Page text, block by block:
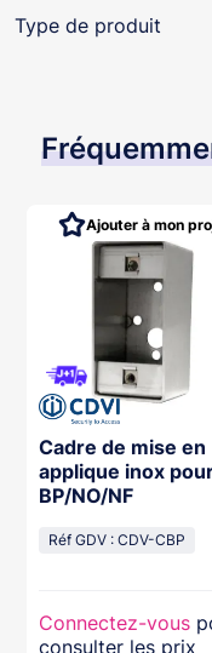
Type de produit
Cadre de mise en
applique inox
BP/NO/NF
Réf GDV : CDV-CBP
Connectez-vous
consulter les prix
Ajouter à mon